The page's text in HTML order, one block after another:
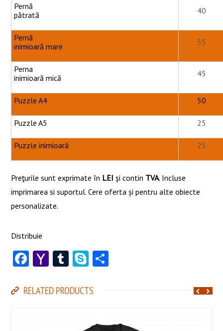
Pernă
pătrată
40
Pernă
inimioară mare
55
Perna
inimioară mică
45
Puzzle A4 50
Puzzle A5 25
Puzzle inimioară 25
Preţurile sunt exprimate în LEI şi contin TVA. Incluse
imprimarea si suportul. Cere oferta și pentru alte obiecte
personalizate.
Distribuie
Facebook
YahooTumblr
Skype
RELATED PRODUCTS